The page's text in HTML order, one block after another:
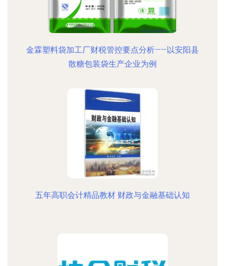
金霖塑料袋加工厂财税管控要点分析——以安阳县
散糖包装袋生产企业为例
五年高职会计精品教材 财政与金融基础认知